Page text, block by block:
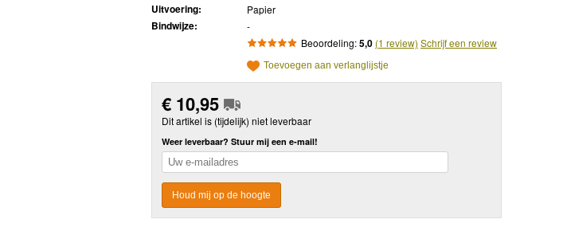
Uitvoering: Papier
Bindwijze:
-
Beoordeling:5,0 (1 review) Schrijf een review
Toevoegen aan verlanglijstje
€ 10,95
Dit artikel is (tijdelijk) niet leverbaar
Weer leverbaar? Stuur mij een e-mail!
Houd mij op de hoogte